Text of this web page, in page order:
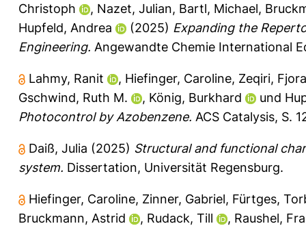
Christoph
, Nazet, Julian, Bartl, Michael,
Hupfeld, Andrea
(2025) Expanding the
Engineering. Angewandte Chemie International
Lahmy, Ranit , Hiefinger, Caroline, Zeqiri,
Gschwind, Ruth M.
, König, Burkhard und
Photocontrol by Azobenzene. ACS Catalysis, S.
Daiß, Julia (2025) Structural and functional
system. Dissertation, Universität Regensburg.
Hiefinger, Caroline, Zinner, Gabriel, Fürtges,
Bruckmann, Astrid
, Rudack, Till , Raushel,